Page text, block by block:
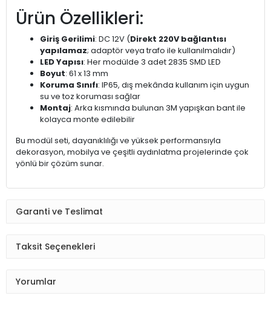
Ürün Özellikleri:
Giriş Gerilimi: DC 12V (Direkt 220V bağlantısı
yapılamaz; adaptör veya trafo ile kullanılmalıdır)
LED Yapısı: Her modülde 3 adet 2835 SMD LED
Boyut: 61 x 13 mm
Koruma Sınıfı: IP65, dış mekânda kullanım için uygun
su ve toz koruması sağlar
Montaj: Arka kısmında bulunan 3M yapışkan bant ile
kolayca monte edilebilir
Bu modül seti, dayanıklılığı ve yüksek performansıyla
dekorasyon, mobilya ve çeşitli aydınlatma projelerinde çok
yönlü bir çözüm sunar.
Garanti ve Teslimat
Taksit Seçenekleri
Yorumlar